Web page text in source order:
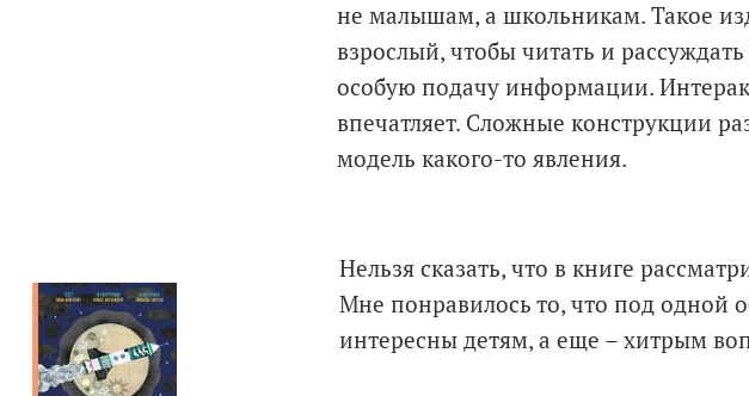
не малышам, а школьникам. Такое
взрослый, чтобы читать и
особую подачу информации.
впечатляет. Сложные конструкции
модель какого-то явления.
Нельзя сказать, что в книге
Мне понравилось то, что под одной
интересны детям, а еще – хитрым